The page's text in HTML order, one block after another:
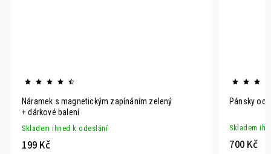
Náramek s magnetickým zapínáním zelený
+ dárkové balení
Skladem ihned k odeslání
199 Kč
Pánsky
Skladem
700 Kč